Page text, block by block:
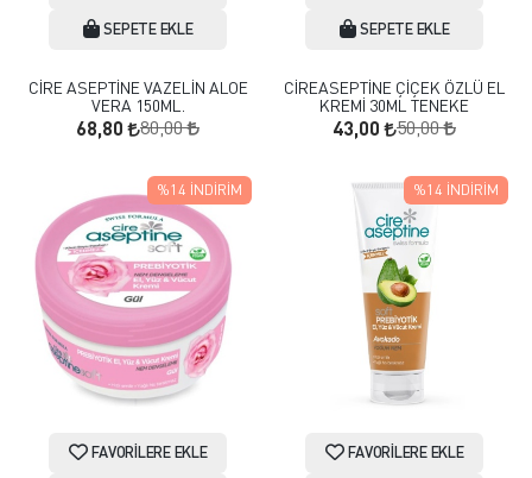
SEPETE EKLE
CİRE ASEPTİNE VAZELİN ALOE
VERA 150ML.
68,80 80,00
SEPETE EKLE
CİREASEPTİNE ÇİÇEK ÖZLÜ EL
KREMİ 30ML TENEKE
43,00 50,00
FAVORILERE EKLE
%14 İNDIRIM
FAVORILERE EKLE
%14 İNDIRIM